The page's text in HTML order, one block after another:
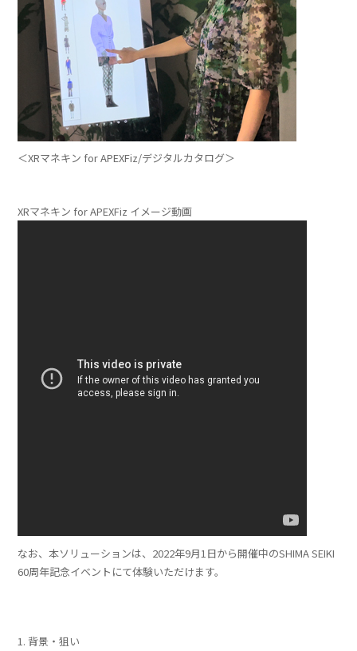
＜XRマネキン for APEXFiz/デジタルカタログ＞
XRマネキン for APEXFiz イメージ動画
なお、本ソリューションは、2022年9月1日から開催中のSHIMA SEIKI
60周年記念イベントにて体験いただけます。
1. 背景・狙い